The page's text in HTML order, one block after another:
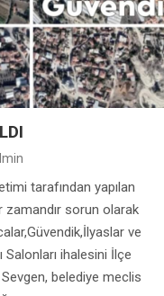
tarafından yapılan
zamandır sorun olarak
ve
Salonları ihalesini İlçe
belediye meclis